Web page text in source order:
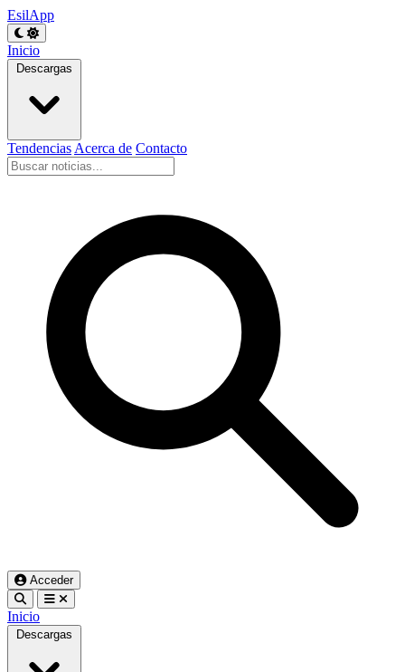
EsilApp
Inicio
Descargas
Tendencias Acerca de Contacto
Acceder
Inicio
Descargas